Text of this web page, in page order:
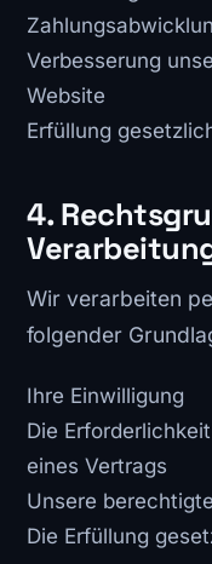
Verbesserung
Website
Erfüllung
4.
Wir verarbeiten
folgender
Ihre Einwilligung
Die
eines Vertrags
Unsere
Die Erfüllung